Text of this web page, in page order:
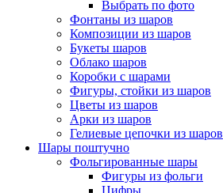
Выбрать по фото
Фонтаны из шаров
Композиции из шаров
Букеты шаров
Облако шаров
Коробки с шарами
Фигуры, стойки из шаров
Цветы из шаров
Арки из шаров
Гелиевые цепочки из шаров
Шары поштучно
Фольгированные шары
Фигуры из фольги
Цифры